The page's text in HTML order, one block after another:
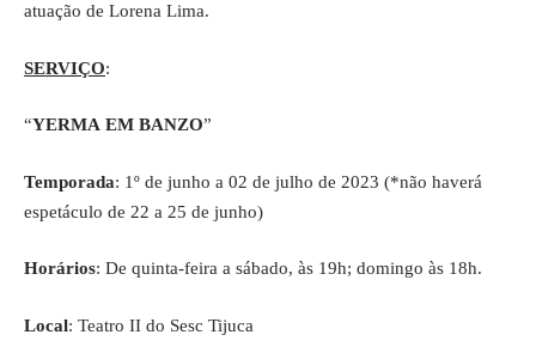
atuação de Lorena Lima.
SERVIÇO:
“YERMA EM BANZO”
Temporada: 1º de junho a 02 de julho de 2023 (*não haverá
espetáculo de 22 a 25 de junho)
Horários: De quinta-feira a sábado, às 19h; domingo às 18h.
Local: Teatro II do Sesc Tijuca